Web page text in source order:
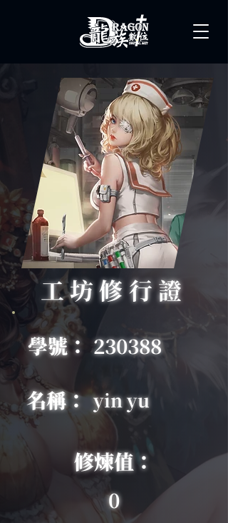
學號： 230388
名稱： yin yu
修煉值：
0
工坊修行證